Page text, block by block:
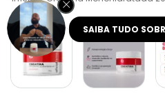
SAIBA TUDO
Pular
para
o
final
Galeria